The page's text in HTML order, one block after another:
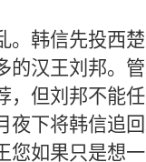
。韩信先投西
的汉王刘邦。
，但刘邦不能
夜下将韩信追
您如果只是想